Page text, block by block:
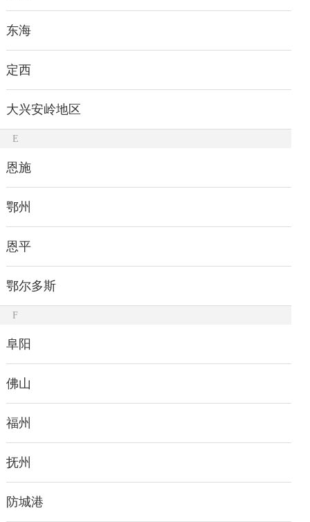
东海
定西
大兴安岭地区
E
恩施
鄂州
恩平
鄂尔多斯
F
阜阳
佛山
福州
抚州
防城港